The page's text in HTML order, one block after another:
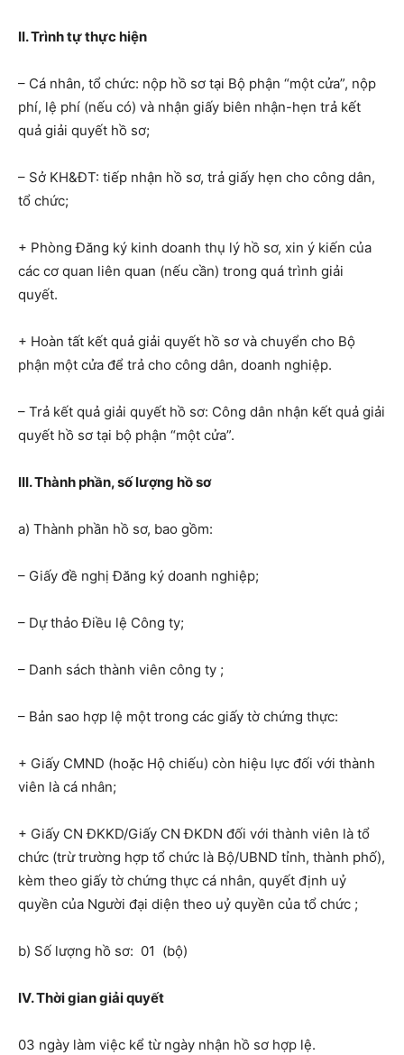
II. Trình tự thực hiện
– Cá nhân, tổ chức: nộp hồ sơ tại Bộ phận “một cửa”, nộp
phí, lệ phí (nếu có) và nhận giấy biên nhận-hẹn trả kết
quả giải quyết hồ sơ;
– Sở KH&ĐT: tiếp nhận hồ sơ, trả giấy hẹn cho công dân,
tổ chức;
+ Phòng Đăng ký kinh doanh thụ lý hồ sơ, xin ý kiến của
các cơ quan liên quan (nếu cần) trong quá trình giải
quyết.
+ Hoàn tất kết quả giải quyết hồ sơ và chuyển cho Bộ
phận một cửa để trả cho công dân, doanh nghiệp.
– Trả kết quả giải quyết hồ sơ: Công dân nhận kết quả giải
quyết hồ sơ tại bộ phận “một cửa”.
III. Thành phần, số lượng hồ sơ
a) Thành phần hồ sơ, bao gồm:
– Giấy đề nghị Đăng ký doanh nghiệp;
– Dự thảo Điều lệ Công ty;
– Danh sách thành viên công ty ;
– Bản sao hợp lệ một trong các giấy tờ chứng thực:
+ Giấy CMND (hoặc Hộ chiếu) còn hiệu lực đối với thành
viên là cá nhân;
+ Giấy CN ĐKKD/Giấy CN ĐKDN đối với thành viên là tổ
chức (trừ trường hợp tổ chức là Bộ/UBND tỉnh, thành phố),
kèm theo giấy tờ chứng thực cá nhân, quyết định uỷ
quyền của Người đại diện theo uỷ quyền của tổ chức ;
b) Số lượng hồ sơ: 01 (bộ)
IV. Thời gian giải quyết
03 ngày làm việc kể từ ngày nhận hồ sơ hợp lệ.